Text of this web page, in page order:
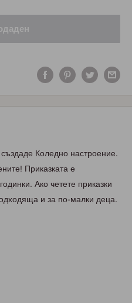
Коледно настроение.
Приказката е
Ако четете приказки
и за по-малки деца.